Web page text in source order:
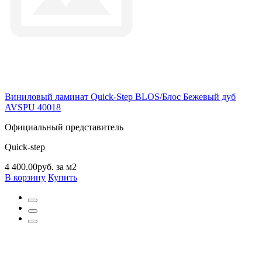
Виниловый ламинат Quick-Step BLOS/Блос Бежевый дуб
AVSPU 40018
Официальный представитель
Quick-step
4 400.00руб. за м2
В корзину Купить